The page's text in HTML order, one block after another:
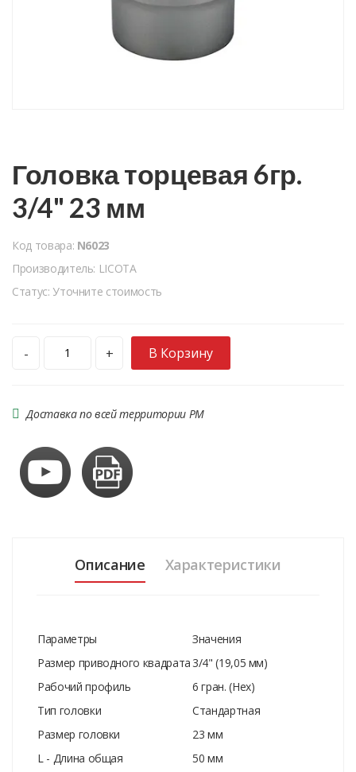
Головка торцевая 6гр.
3/4" 23 мм
Код товара: N6023
Производитель: LICOTA
Статус: Уточните стоимость
- + В Корзину
Доставка по всей территории РМ
Описание Характеристики
Параметры
Значения
Размер приводного квадрата 3/4" (19,05 мм)
Рабочий профиль
6 гран. (Hex)
Тип головки
Стандартная
Размер головки
23 мм
L - Длина общая
50 мм